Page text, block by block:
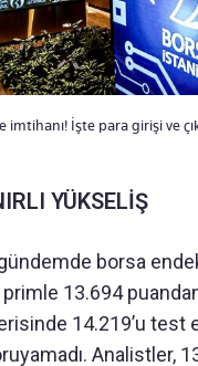
imtihanı! İşte para girişi ve
YÜKSELİŞ
borsa
primle 13.694
14.219’u test
Analistler,